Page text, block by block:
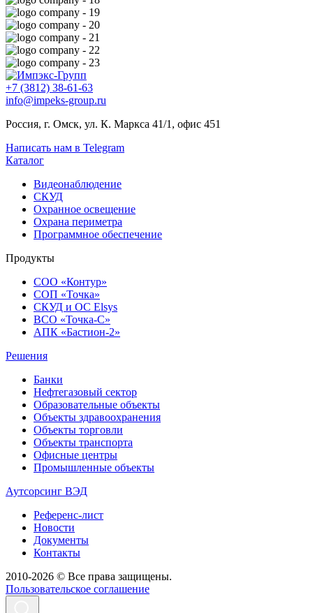
+7 (3812) 38-61-63
info@impeks-group.ru
Россия, г. Омск, ул. К. Маркса 41/1, офис 451
Написать нам в Telegram
Каталог
Видеонаблюдение
СКУД
Охранное освещение
Охрана периметра
Программное обеспечение
Продукты
СОО «Контур»
СОП «Точка»
СКУД и ОС Elsys
ВСО «Точка-С»
АПК «Бастион-2»
Решения
Банки
Нефтегазовый сектор
Образовательные объекты
Объекты здравоохранения
Объекты торговли
Объекты транспорта
Офисные центры
Промышленные объекты
Аутсорсинг ВЭД
Референс-лист
Новости
Документы
Контакты
2010-2026 © Все права защищены.
Пользовательское соглашение